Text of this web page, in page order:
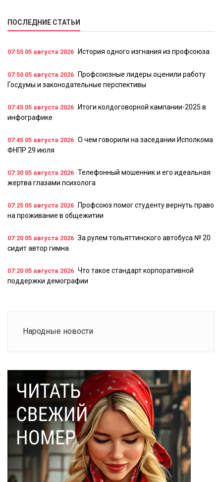
ПОСЛЕДНИЕ СТАТЬИ
07:55 05 августа 2026 История одного изгнания из профсоюза
07:50 05 августа 2026
Профсоюзные лидеры оценили работу
Госдумы и законодательные перспективы
07:45 05 августа 2026
Итоги колдоговорной кампании-2025 в
инфографике
07:45 05 августа 2026 О чем говорили на заседании Исполкома
ФНПР 29 июля
07:30 05 августа 2026 Телефонный мошенник и его идеальная
жертва глазами психолога
07:25 05 августа 2026
Профсоюз помог студенту вернуть право
на проживание в общежитии
07:20 05 августа 2026 За рулем тольяттинского автобуса № 20
сидит автор гимна
07:20 05 августа 2026 Что такое стандарт корпоративной
поддержки демографии
Народные новости